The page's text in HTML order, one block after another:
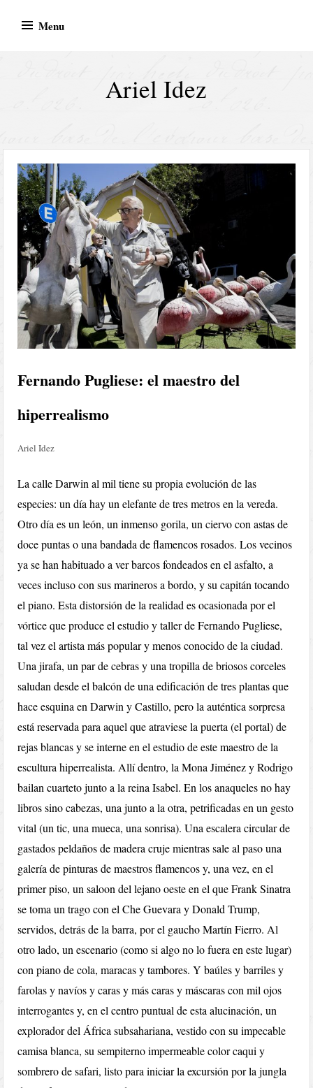
Menu
Ariel Idez
Fernando Pugliese: el maestro del
hiperrealismo
Ariel Idez
La calle Darwin al mil tiene su propia evolución de las
especies: un día hay un elefante de tres metros en la vereda.
Otro día es un león, un inmenso gorila, un ciervo con astas de
doce puntas o una bandada de flamencos rosados. Los vecinos
ya se han habituado a ver barcos fondeados en el asfalto, a
veces incluso con sus marineros a bordo, y su capitán tocando
el piano. Esta distorsión de la realidad es ocasionada por el
vórtice que produce el estudio y taller de Fernando Pugliese,
tal vez el artista más popular y menos conocido de la ciudad.
Una jirafa, un par de cebras y una tropilla de briosos corceles
saludan desde el balcón de una edificación de tres plantas que
hace esquina en Darwin y Castillo, pero la auténtica sorpresa
está reservada para aquel que atraviese la puerta (el portal) de
rejas blancas y se interne en el estudio de este maestro de la
escultura hiperrealista. Allí dentro, la Mona Jiménez y Rodrigo
bailan cuarteto junto a la reina Isabel. En los anaqueles no hay
libros sino cabezas, una junto a la otra, petrificadas en un gesto
vital (un tic, una mueca, una sonrisa). Una escalera circular de
gastados peldaños de madera cruje mientras sale al paso una
galería de pinturas de maestros flamencos y, una vez, en el
primer piso, un saloon del lejano oeste en el que Frank Sinatra
se toma un trago con el Che Guevara y Donald Trump,
servidos, detrás de la barra, por el gaucho Martín Fierro. Al
otro lado, un escenario (como si algo no lo fuera en este lugar)
con piano de cola, maracas y tambores. Y baúles y barriles y
farolas y navíos y caras y más caras y máscaras con mil ojos
interrogantes y, en el centro puntual de esta alucinación, un
explorador del África subsahariana, vestido con su impecable
camisa blanca, su sempiterno impermeable color caqui y
sombrero de safari, listo para iniciar la excursión por la jungla